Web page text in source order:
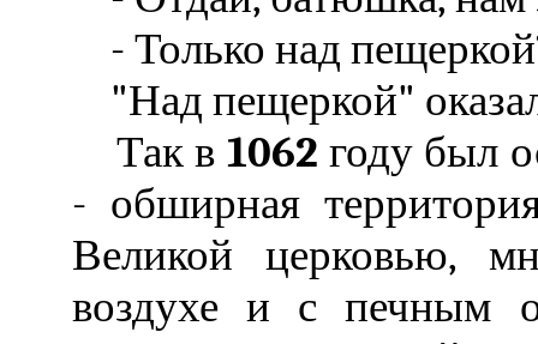
- Только над
"Над пещеркой"
Так в 1062 году был
- обширная
Великой церковью,
воздухе и с печным